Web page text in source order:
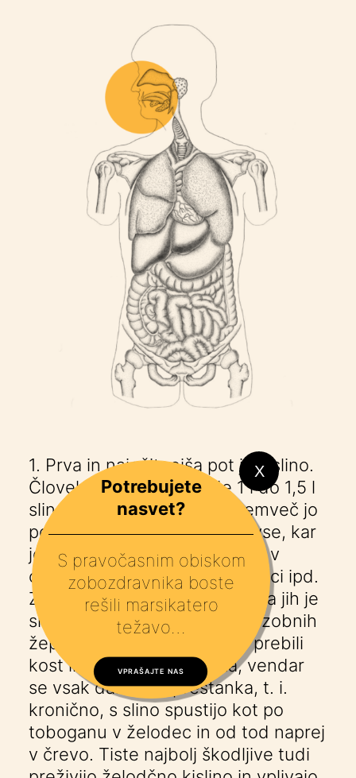
1. Prva in najočitnejša pot je s slino.
Človek na dan proizvede 1 l do 1,5 l
sline, ki jo redko izpljune, temveč jo
pogoltne. V slini je prisotno vse, kar
je v ustih, npr. bakterije, ki so v
obzobnih žepkih, kovinski delci ipd.
Za bakterije se je pokazalo, da jih je
sicer manj kot dejansko v obzobnih
žepih ali “granulomih”, ki so prebili
kost in se drenirajo v usta, vendar
se vsak dan brez prestanka, t. i.
kronično, s slino spustijo kot po
toboganu v želodec in od tod naprej
v črevo. Tiste najbolj škodljive tudi
Potrebujete
nasvet?
S pravočasnim obiskom
zobozdravnika boste
rešili marsikatero
težavo…
VPRAŠAJTE NAS